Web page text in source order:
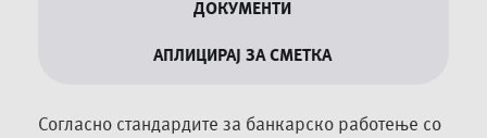
ДОКУМЕНТИ
АПЛИЦИРАЈ ЗА СМЕТКА
Согласно стандардите за банкарско работење со